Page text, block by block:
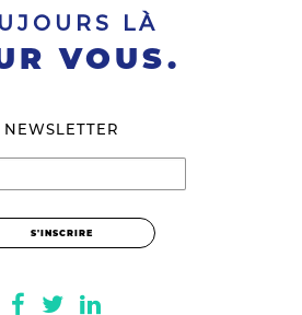
LÀ
VOUS.
NEWSLETTER